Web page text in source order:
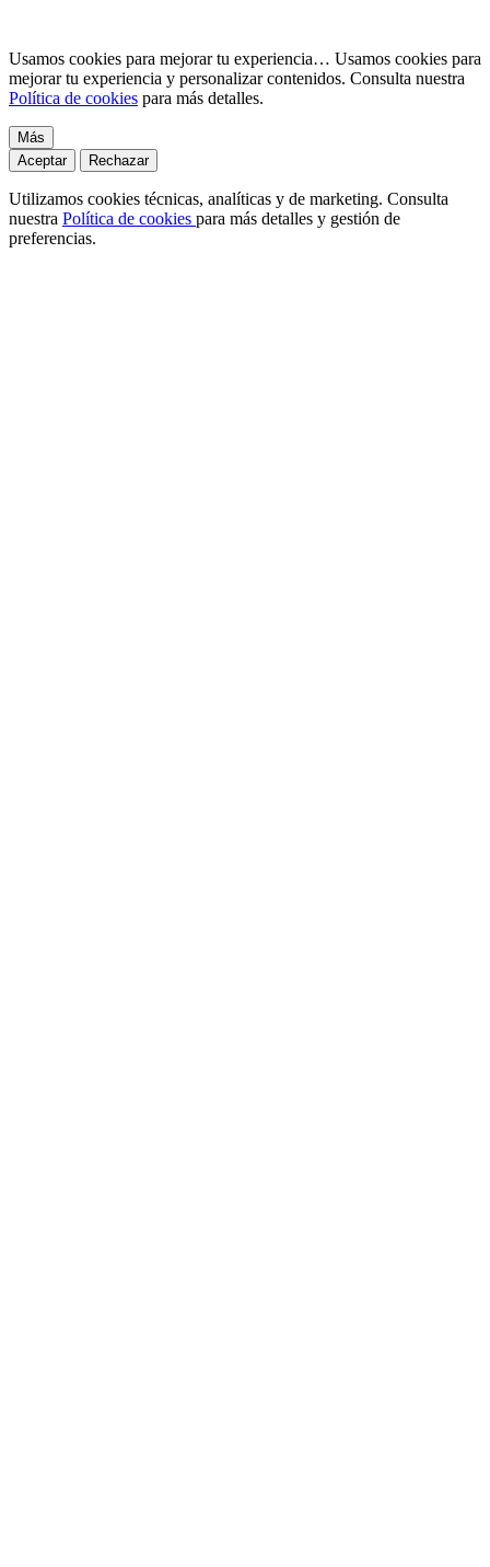
Usamos cookies para mejorar tu experiencia… Usamos cookies para
mejorar tu experiencia y personalizar contenidos. Consulta nuestra
Política de cookies para más detalles.
Más
Aceptar
Rechazar
Utilizamos cookies técnicas, analíticas y de marketing. Consulta
nuestra Política de cookies para más detalles y gestión de
preferencias.